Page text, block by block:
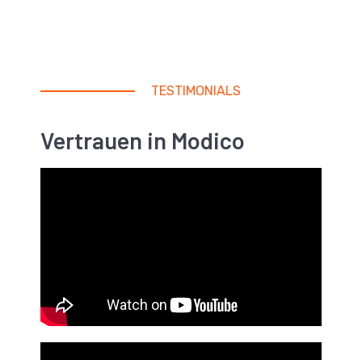
TESTIMONIALS
Vertrauen in Modico